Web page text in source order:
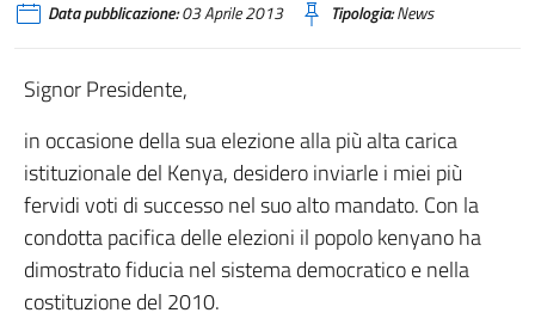
Data pubblicazione:03 Aprile 2013 Tipologia:News
Signor Presidente,
in occasione della sua elezione alla più alta carica
istituzionale del Kenya, desidero inviarle i miei più
fervidi voti di successo nel suo alto mandato. Con la
condotta pacifica delle elezioni il popolo kenyano ha
dimostrato fiducia nel sistema democratico e nella
costituzione del 2010.